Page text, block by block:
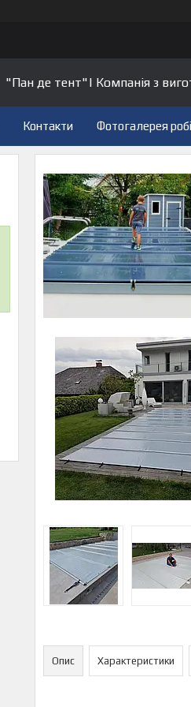
"Пан де тент"| Компанія з
Контакти Фотогалерея
Опис Характеристики